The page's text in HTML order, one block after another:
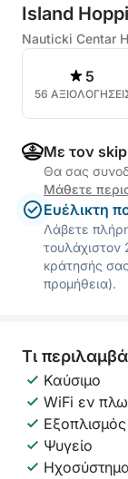
Island
Nauticki Centar
5
56
Με τον
Θα σας
Μάθετε
Ευέλικτη
Λάβετε
τουλάχιστον
κράτησής
προμήθεια).
Τι
Καύσιμο
WiFi εν πλω
Ψυγείο